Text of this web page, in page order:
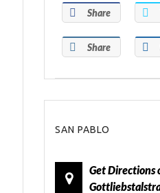
Share
Share
SAN PABLO
Get Directions